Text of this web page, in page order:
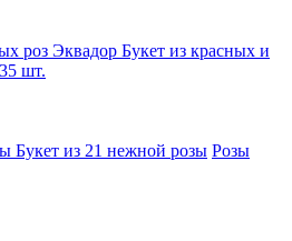
Букет из красных и
шт.
Букет из 21 нежной розы Розы